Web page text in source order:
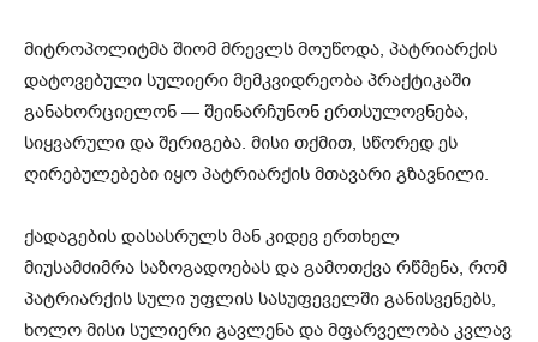
მიტროპოლიტმა შიომ მრევლს მოუწოდა, პატრიარქის
დატოვებული სულიერი მემკვიდრეობა პრაქტიკაში
განახორციელონ — შეინარჩუნონ ერთსულოვნება,
სიყვარული და შერიგება. მისი თქმით, სწორედ ეს
ღირებულებები იყო პატრიარქის მთავარი გზავნილი.
ქადაგების დასასრულს მან კიდევ ერთხელ
მიუსამძიმრა საზოგადოებას და გამოთქვა რწმენა, რომ
პატრიარქის სული უფლის სასუფეველში განისვენებს,
ხოლო მისი სულიერი გავლენა და მფარველობა კვლავ